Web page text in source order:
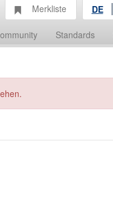
Standards
Merkliste DE